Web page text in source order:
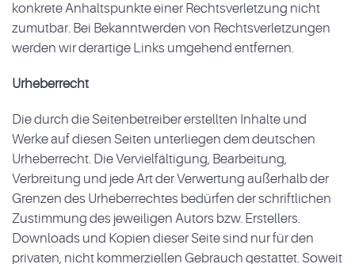
konkrete Anhaltspunkte einer Rechtsverletzung nicht
zumutbar. Bei Bekanntwerden von Rechtsverletzungen
werden wir derartige Links umgehend entfernen.
Urheberrecht
Die durch die Seitenbetreiber erstellten Inhalte und
Werke auf diesen Seiten unterliegen dem deutschen
Urheberrecht. Die Vervielfältigung, Bearbeitung,
Verbreitung und jede Art der Verwertung außerhalb der
Grenzen des Urheberrechtes bedürfen der schriftlichen
Zustimmung des jeweiligen Autors bzw. Erstellers.
Downloads und Kopien dieser Seite sind nur für den
privaten, nicht kommerziellen Gebrauch gestattet. Soweit